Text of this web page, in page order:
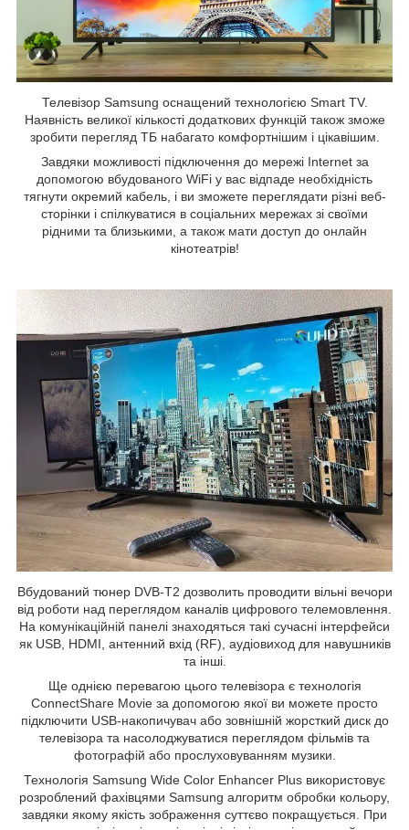
Телевізор Samsung оснащений технологією Smart TV.
Наявність великої кількості додаткових функцій також зможе
зробити перегляд ТБ набагато комфортнішим і цікавішим.
Завдяки можливості підключення до мережі Internet за
допомогою вбудованого WiFi у вас відпаде необхідність
тягнути окремий кабель, і ви зможете переглядати різні веб-
сторінки і спілкуватися в соціальних мережах зі своїми
рідними та близькими, а також мати доступ до онлайн
кінотеатрів!
Вбудований тюнер DVB-T2 дозволить проводити вільні вечори
від роботи над переглядом каналів цифрового телемовлення.
На комунікаційній панелі знаходяться такі сучасні інтерфейси
як USB, HDMI, антенний вхід (RF), аудіовиход для навушників
та інші.
Ще однією перевагою цього телевізора є технологія
ConnectShare Movie за допомогою якої ви можете просто
підключити USB-накопичувач або зовнішній жорсткий диск до
телевізора та насолоджуватися переглядом фільмів та
фотографій або прослуховуванням музики.
Технологія Samsung Wide Color Enhancer Plus використовує
розроблений фахівцями Samsung алгоритм обробки кольору,
завдяки якому якість зображення суттєво покращується. При